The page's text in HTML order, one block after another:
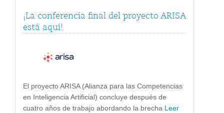
¡La conferencia final del proyecto ARISA
está aquí!
El proyecto ARISA (Alianza para las Competencias
en Inteligencia Artificial) concluye después de
cuatro años de trabajo abordando la brecha Leer